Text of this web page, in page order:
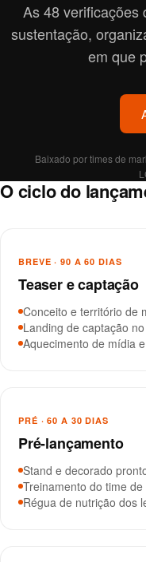
As 48 verificações
sustentação,
em que
Baixado por times de
O ciclo do
BREVE · 90 A 60 DIAS
Teaser e captação
Conceito e território de
Landing de captação
Aquecimento de mídia
PRÉ · 60 A 30 DIAS
Pré-lançamento
Stand e decorado
Treinamento do time
Régua de nutrição dos